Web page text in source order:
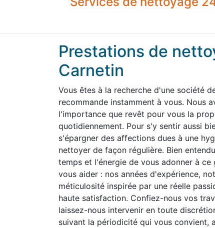
Prestations de
Carnetin
Vous êtes à la recherche d'une société
recommande instamment à vous. Nous
l'importance que revêt pour vous la
quotidiennement. Pour s'y sentir aussi
s'épargner des affections dues à une
nettoyer de façon régulière. Bien
temps et l'énergie de vous adonner à
vous aider : nos années d'expérience,
méticulosité inspirée par une réelle
haute satisfaction. Confiez-nous vos
laissez-nous intervenir en toute
suivant la périodicité qui vous convient,